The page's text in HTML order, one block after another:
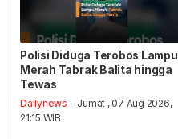
Polisi Diduga Terobos Lampu
Merah Tabrak Balita hingga
Tewas
Dailynews - Jumat , 07 Aug 2026,
21:15 WIB